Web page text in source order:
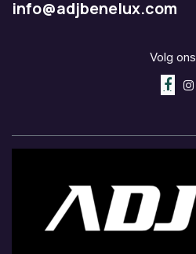
info@adjbenelux.com
Volg ons